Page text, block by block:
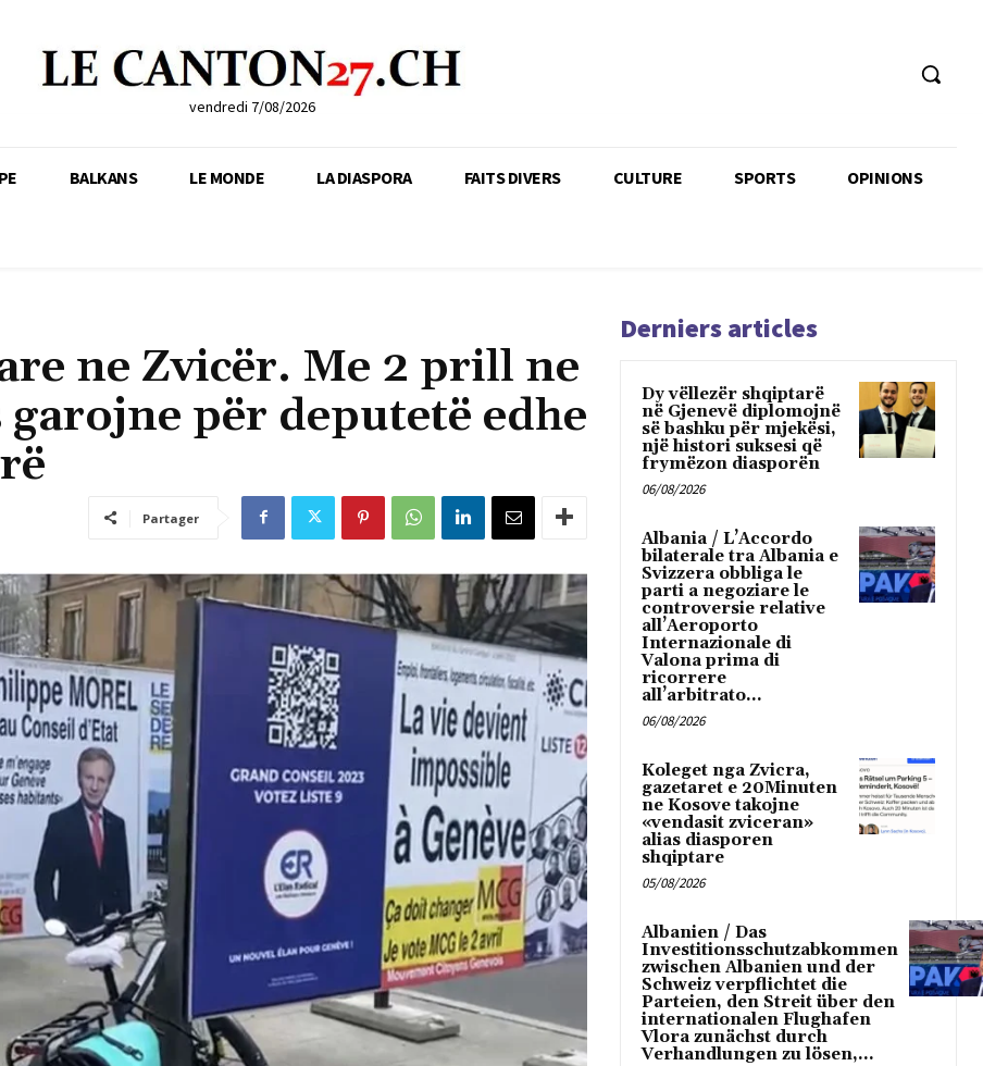
vendredi 7/08/2026
BALKANS LE MONDE LA DIASPORA FAITS DIVERS CULTURE SPORTS OPINIONS
ne Zvicër. Me 2 prill ne
për deputetë edhe
Partager
Derniers articles
Dy vëllezër shqiptarë
në Gjenevë diplomojnë
së bashku për mjekësi,
një histori suksesi që
frymëzon diasporën
06/08/2026
Albania / L’Accordo
bilaterale tra Albania e
Svizzera obbliga le
parti a negoziare le
controversie relative
all’Aeroporto
Internazionale di
Valona prima di
ricorrere
all’arbitrato...
06/08/2026
Koleget nga Zvicra,
gazetaret e 20Minuten
ne Kosove takojne
«vendasit zviceran»
alias diasporen
shqiptare
05/08/2026
Albanien / Das
Investitionsschutzabkommen
zwischen Albanien und der
Schweiz verpflichtet die
Parteien, den Streit über den
internationalen Flughafen
Vlora zunächst durch
Verhandlungen zu lösen,...